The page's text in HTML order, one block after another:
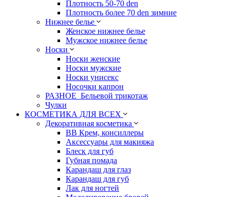
Плотность 50-70 den
Плотность более 70 den зимние
Нижнее белье
Женское нижнее белье
Мужское нижнее белье
Носки
Носки женские
Носки мужские
Носки унисекс
Носочки капрон
РАЗНОЕ_Бельевой трикотаж
Чулки
КОСМЕТИКА ДЛЯ ВСЕХ
Декоративная косметика
BB Крем, консиллеры
Аксессуары для макияжа
Блеск для губ
Губная помада
Карандаш для глаз
Карандаш для губ
Лак для ногтей